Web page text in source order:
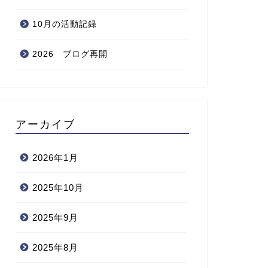
10月の活動記録
2026 ブログ再開
アーカイブ
2026年1月
2025年10月
2025年9月
2025年8月